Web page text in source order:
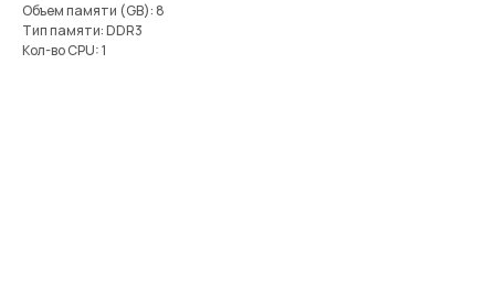
Объем памяти (GB): 8
Тип памяти: DDR3
Кол-во CPU: 1